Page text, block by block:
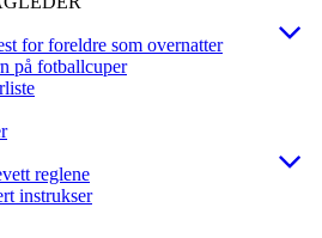
for foreldre som overnatter
på fotballcuper
reglene
instrukser